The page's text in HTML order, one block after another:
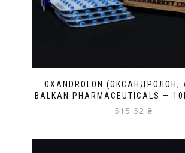
OXANDROLON
BALKAN PHARMACEUTICALS —
515.52 ₴